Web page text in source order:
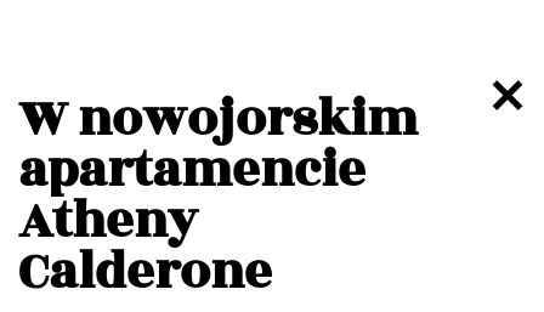
W nowojorskim
apartamencie
Atheny
Calderone